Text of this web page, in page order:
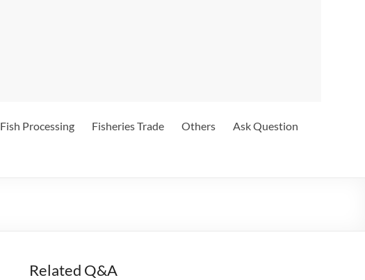
Fish Processing Fisheries Trade Others
Ask Question
Related Q&A